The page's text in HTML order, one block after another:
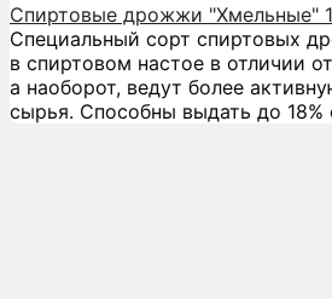
Спиртовые дрожжи "Хмельные"
Специальный сорт спиртовых
в спиртовом настое в отличии
а наоборот, ведут более
сырья. Способны выдать до 18%